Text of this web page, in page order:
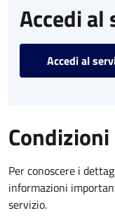
Accedi al
Accedi al
Per conoscere i
informazioni
servizio.